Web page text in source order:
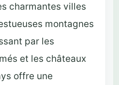
charmantes villes
montagnes
par les
et les châteaux
offre une